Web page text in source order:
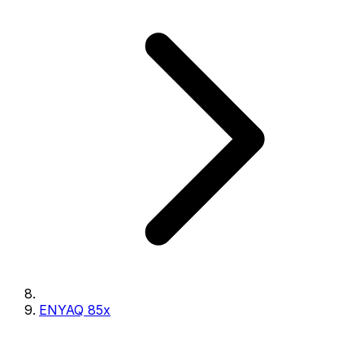
ENYAQ 85x